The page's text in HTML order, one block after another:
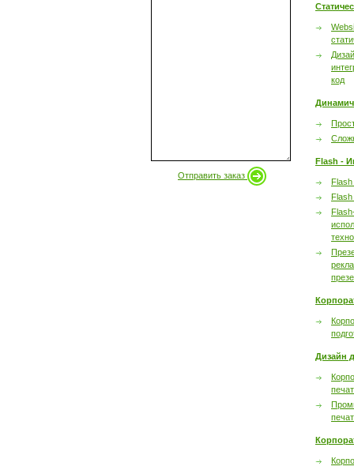
Отправить заказ
код
Flash -
Flash
Дизайн